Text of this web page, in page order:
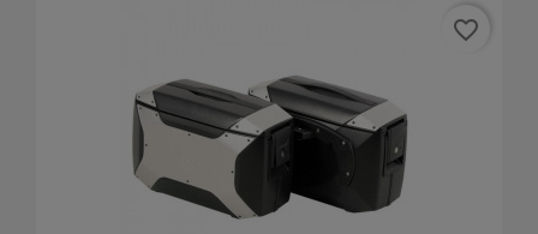
favorite_border